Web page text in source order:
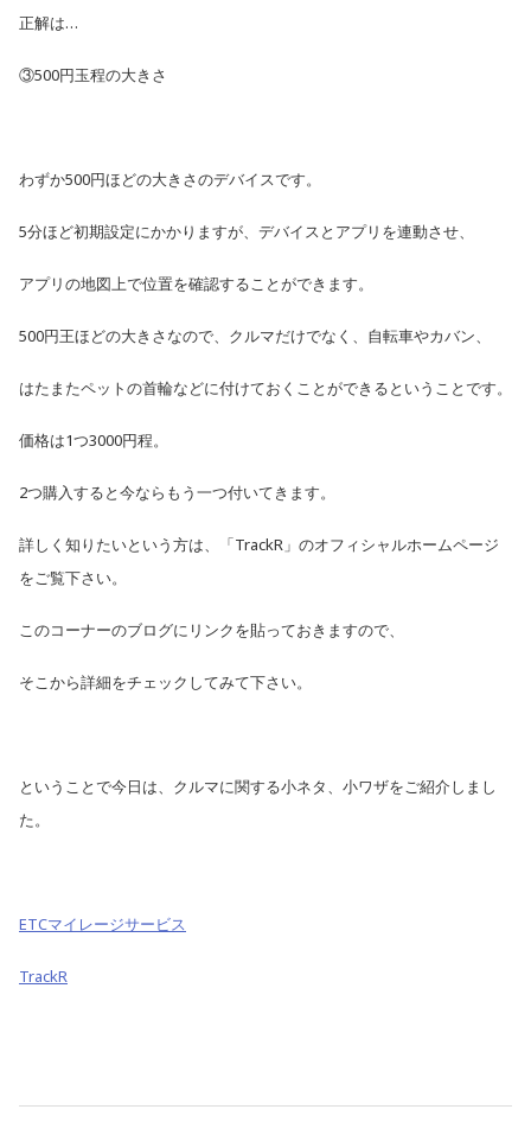
正解は…
③500円玉程の大きさ
わずか500円ほどの大きさのデバイスです。
5分ほど初期設定にかかりますが、 デバイスとアプリを連動させ、
アプリの地図上で位置を確認することができます。
500円王ほどの大きさなので、クルマだけでなく、自転車やカバン、
はたまたペットの首輪などに付けておくことができるということです。
価格は1つ3000円程。
2つ購入すると今ならもう一つ付いてきます。
詳しく知りたいという方は、「TrackR」のオフィシャルホームページ
をご覧下さい。
このコーナーのブログにリンクを貼っておきますので、
そこから詳細をチェックしてみて下さい。
ということで今日は、クルマに関する小ネタ、小ワザをご紹介しまし
た。
ETCマイレージサービス
TrackR